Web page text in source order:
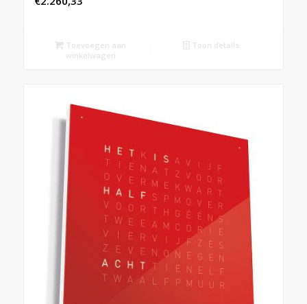
Toevoegen aan
winkelwagen
Toon details